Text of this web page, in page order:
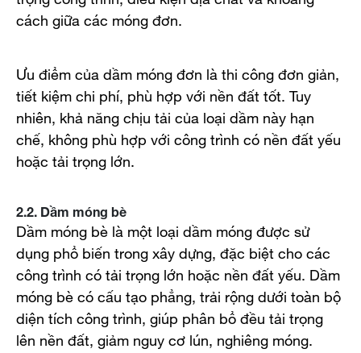
cách giữa các móng đơn.
Ưu điểm của dầm móng đơn là thi công đơn giản,
tiết kiệm chi phí, phù hợp với nền đất tốt. Tuy
nhiên, khả năng chịu tải của loại dầm này hạn
chế, không phù hợp với công trình có nền đất yếu
hoặc tải trọng lớn.
2.2. Dầm móng bè
Dầm móng bè là một loại dầm móng được sử
dụng phổ biến trong xây dựng, đặc biệt cho các
công trình có tải trọng lớn hoặc nền đất yếu. Dầm
móng bè có cấu tạo phẳng, trải rộng dưới toàn bộ
diện tích công trình, giúp phân bổ đều tải trọng
lên nền đất, giảm nguy cơ lún, nghiêng móng.